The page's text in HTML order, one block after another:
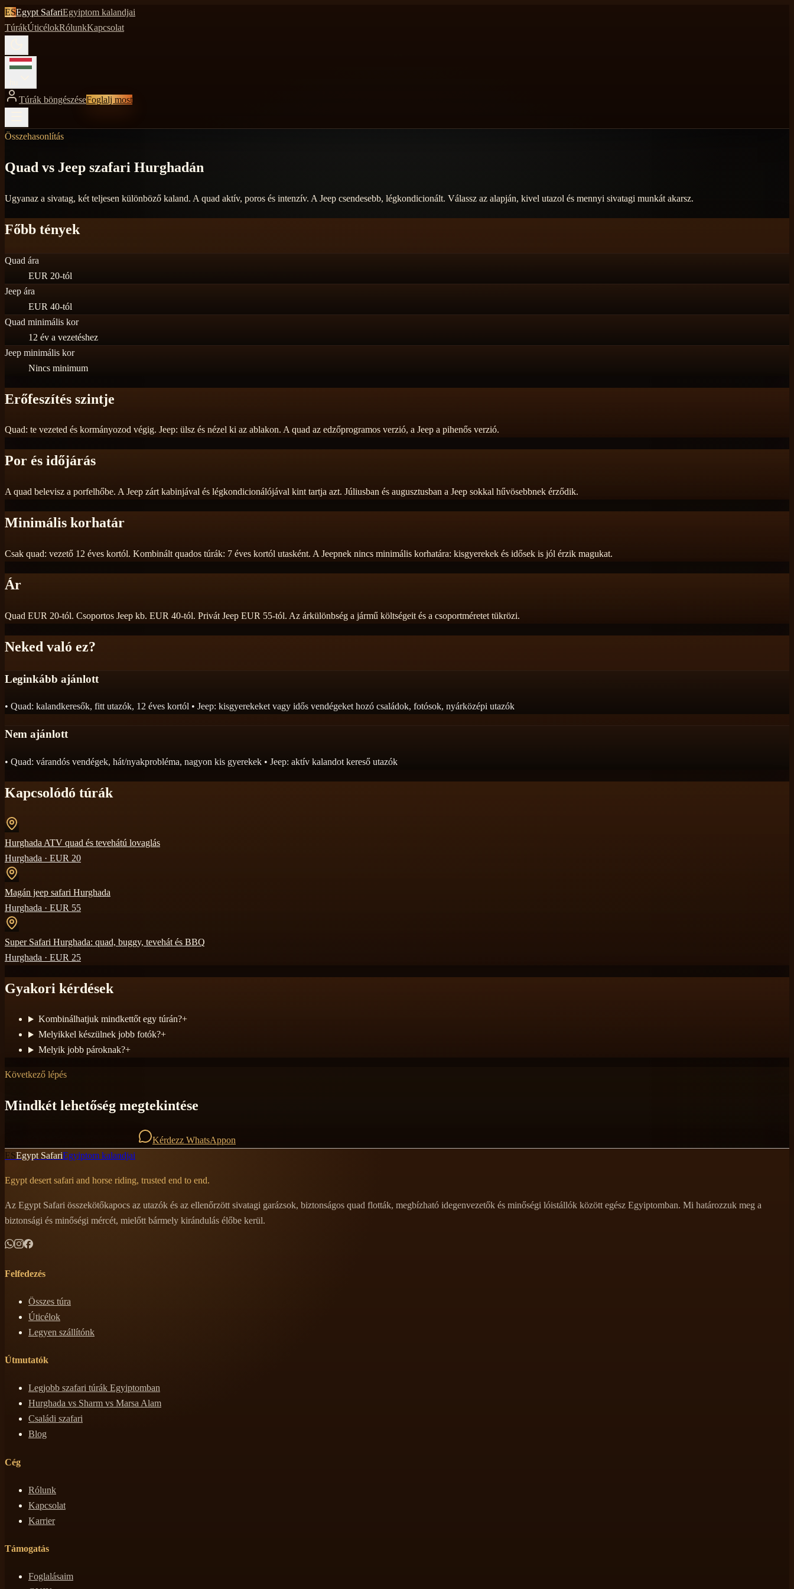
ESEgypt SafariEgyiptom kalandjai
TúrákÚticélokRólunkKapcsolat
Túrák böngészéseFoglalj most
Összehasonlítás
Quad vs Jeep szafari Hurghadán
Ugyanaz a sivatag, két teljesen különböző kaland. A quad aktív, poros és intenzív. A Jeep csendesebb, légkondicionált. Válassz az alapján, kivel utazol és mennyi sivatagi munkát akarsz.
Főbb tények
Quad ára
EUR 20-tól
Jeep ára
EUR 40-tól
Quad minimális kor
12 év a vezetéshez
Jeep minimális kor
Nincs minimum
Erőfeszítés szintje
Quad: te vezeted és kormányozod végig. Jeep: ülsz és nézel ki az ablakon. A quad az edzőprogramos verzió, a Jeep a pihenős verzió.
Por és időjárás
A quad belevisz a porfelhőbe. A Jeep zárt kabinjával és légkondicionálójával kint tartja azt. Júliusban és augusztusban a Jeep sokkal hűvösebbnek érződik.
Minimális korhatár
Csak quad: vezető 12 éves kortól. Kombinált quados túrák: 7 éves kortól utasként. A Jeepnek nincs minimális korhatára: kisgyerekek és idősek is jól érzik magukat.
Ár
Quad EUR 20-tól. Csoportos Jeep kb. EUR 40-tól. Privát Jeep EUR 55-tól. Az árkülönbség a jármű költségeit és a csoportméretet tükrözi.
Neked való ez?
Leginkább ajánlott
• Quad: kalandkeresők, fitt utazók, 12 éves kortól • Jeep: kisgyerekeket vagy idős vendégeket hozó családok, fotósok, nyárközépi utazók
Nem ajánlott
• Quad: várandós vendégek, hát/nyakprobléma, nagyon kis gyerekek • Jeep: aktív kalandot kereső utazók
Kapcsolódó túrák
Hurghada ATV quad és tevehátú lovaglás
Hurghada · EUR 20
Magán jeep safari Hurghada
Hurghada · EUR 55
Super Safari Hurghada: quad, buggy, tevehát és BBQ
Hurghada · EUR 25
Gyakori kérdések
Kombinálhatjuk mindkettőt egy túrán?+
Melyikkel készülnek jobb fotók?+
Melyik jobb pároknak?+
Következő lépés
Mindkét lehetőség megtekintése
Kérdezz WhatsAppon
ESEgypt SafariEgyiptom kalandjai
Egypt desert safari and horse riding, trusted end to end.
Az Egypt Safari összekötőkapocs az utazók és az ellenőrzött sivatagi garázsok, biztonságos quad flották, megbízható idegenvezetők és minőségi lóistállók között egész Egyiptomban. Mi határozzuk meg a
biztonsági és minőségi mércét, mielőtt bármely kirándulás élőbe kerül.
Felfedezés
Összes túra
Úticélok
Legyen szállítónk
Útmutatók
Legjobb szafari túrák Egyiptomban
Hurghada vs Sharm vs Marsa Alam
Családi szafari
Blog
Cég
Rólunk
Kapcsolat
Karrier
Támogatás
Foglalásaim